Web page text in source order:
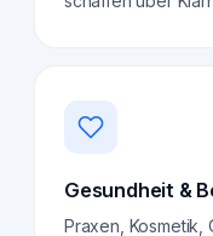
Gesundheit &
Praxen, Kosmetik,